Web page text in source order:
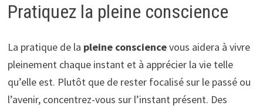
Pratiquez la pleine conscience
La pratique de la pleine consciencevous aidera à vivre
pleinement chaque instant et à apprécier la vie telle
qu’elle est. Plutôt que de rester focalisé sur le passé ou
l’avenir, concentrez-vous sur l’instant présent. Des